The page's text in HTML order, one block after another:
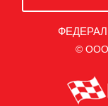
© ООО